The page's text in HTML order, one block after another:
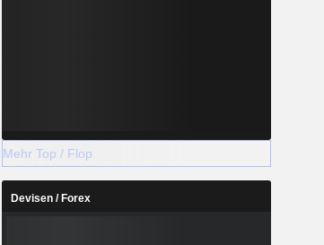
Mehr Top / Flop
Devisen / Forex